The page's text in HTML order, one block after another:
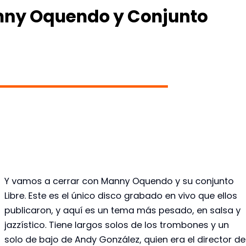
Oquendo y Conjunto
Y vamos a cerrar con Manny Oquendo y su conjunto
Libre. Este es el único disco grabado en vivo que ellos
publicaron, y aquí es un tema más pesado, en salsa y
jazzístico. Tiene largos solos de los trombones y un
solo de bajo de Andy González, quien era el director de